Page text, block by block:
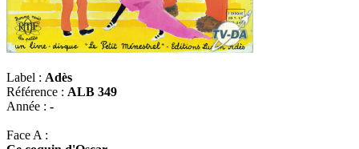
Label : Adès
Référence : ALB 349
Année : -
Face A :